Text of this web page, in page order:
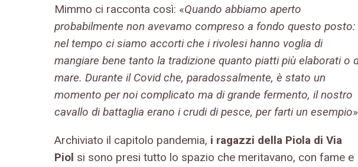
Mimmo ci racconta così: «Quando abbiamo aperto
probabilmente non avevamo compreso a fondo questo posto:
nel tempo ci siamo accorti che i rivolesi hanno voglia di
mangiare bene tanto la tradizione quanto piatti più elaborati o
mare. Durante il Covid che, paradossalmente, è stato un
momento per noi complicato ma di grande fermento, il nostro
cavallo di battaglia erano i crudi di pesce, per farti un esempio
Archiviato il capitolo pandemia, i ragazzi della Piola di Via
Piol si sono presi tutto lo spazio che meritavano, con fame e